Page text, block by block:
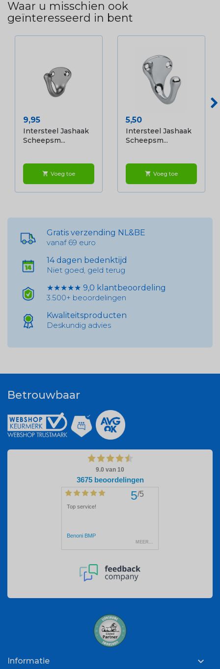
Waar u misschien ook
geïnteresseerd in bent
Prijs
9,95
Intersteel Jashaak
Scheepsm...
shopping_cart Voeg toe
Prijs
5,50
Intersteel Jashaak
Scheepsm...
shopping_cart Voeg toe
Gratis verzending NL&BE
vanaf 69 euro
14 dagen bedenktijd
Niet goed, geld terug
★★★★★ 9,0 klantbeoordeling
3.500+ beoordelingen
Kwaliteitsproducten
Deskundig advies
Betrouwbaar
Informatie 